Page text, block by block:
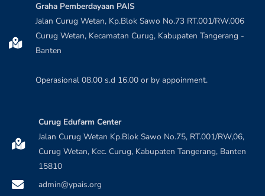
Graha Pemberdayaan PAIS
Jalan Curug Wetan, Kp.Blok Sawo No.73 RT.001/RW.006
Curug Wetan, Kecamatan Curug, Kabupaten Tangerang -
Banten
Operasional 08.00 s.d 16.00 or by appoinment.
Curug Edufarm Center
Jalan Curug Wetan Kp.Blok Sawo No.75, RT.001/RW,06,
Curug Wetan, Kec. Curug, Kabupaten Tangerang, Banten
15810
admin@ypais.org